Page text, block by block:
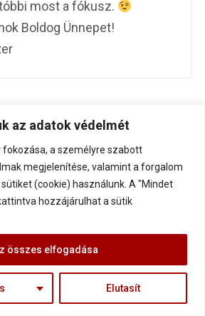
az adatok védelmét
fokozása, a személyre szabott
megjelenítése, valamint a forgalom
(cookie) használunk. A "Mindet
hozzájárulhat a sütik
Elutasít
összes elfogadása
most a fókusz.
Boldog Ünnepet!
Dékányné 9 év ago
egy hónapja elveszített
gyásza,igen igen
napokat
meg,ilyenkor ünnepek táján
fel erősödik.Honnét
és meddig a